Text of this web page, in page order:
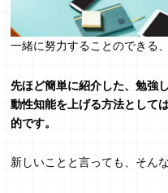
一緒に努力することのできる
先ほど簡単に紹介した、勉強
動性知能を上げる方法として
的です。
新しいことと言っても、そん